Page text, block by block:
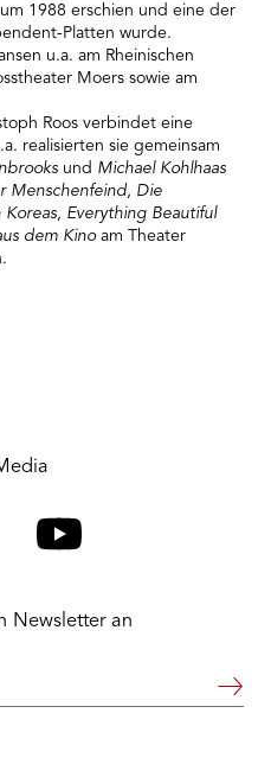
1988 erschien und eine der
Platten wurde.
u.a. am Rheinischen
Moers sowie am
Roos verbindet eine
realisierten sie gemeinsam
und Michael Kohlhaas
Menschenfeind, Die
Everything Beautiful
dem Kinoam Theater
Newsletter an
Weiter